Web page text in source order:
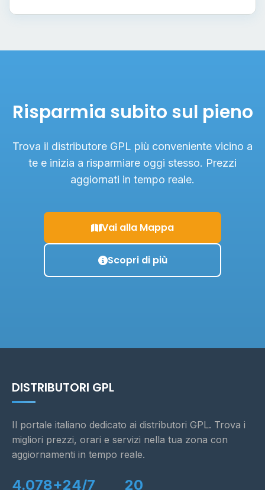
Risparmia subito sul pieno
Trova il distributore GPL più conveniente vicino a
te e inizia a risparmiare oggi stesso. Prezzi
aggiornati in tempo reale.
Vai alla Mappa
Scopri di più
DISTRIBUTORI GPL
Il portale italiano dedicato ai distributori GPL. Trova i
migliori prezzi, orari e servizi nella tua zona con
aggiornamenti in tempo reale.
4.078+24/7 20